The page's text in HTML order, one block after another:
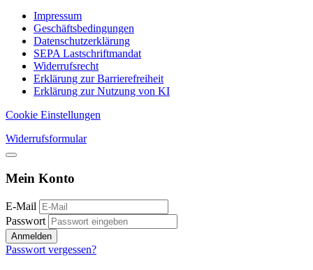
Impressum
Geschäftsbedingungen
Datenschutzerklärung
SEPA Lastschriftmandat
Widerrufsrecht
Erklärung zur Barrierefreiheit
Erklärung zur Nutzung von KI
Cookie Einstellungen
Widerrufsformular
Mein Konto
E-Mail
Passwort
Anmelden
Passwort vergessen?